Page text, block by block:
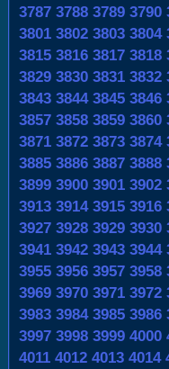
3787 3788 3789 3790
3801 3802 3803 3804
3815 3816 3817 3818
3829 3830 3831 3832
3843 3844 3845 3846
3857 3858 3859 3860
3871 3872 3873 3874
3885 3886 3887 3888
3899 3900 3901 3902
3913 3914 3915 3916
3927 3928 3929 3930
3941 3942 3943 3944
3955 3956 3957 3958
3969 3970 3971 3972
3983 3984 3985 3986
3997 3998 3999 4000
4011 4012 4013 4014